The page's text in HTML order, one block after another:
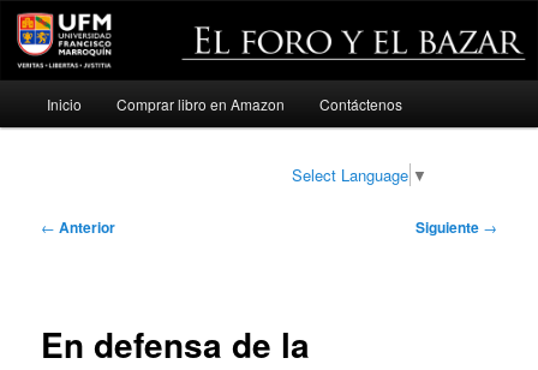
Ir
Inicio Comprar libro en Amazon Contáctenos
Select Language ▼
Navegación
← Anterior Siguiente →
En defensa de la